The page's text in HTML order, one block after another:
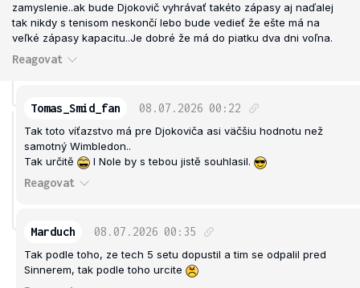
zamyslenie..ak bude Djokovič vyhrávať takéto zápasy aj naďalej
tak nikdy s tenisom neskončí lebo bude vedieť že ešte má na
veľké zápasy kapacitu..Je dobré že má do piatku dva dni voľna.
Reagovat
Tomas_Smid_fan 08.07.2026 00:22
Tak toto víťazstvo má pre Djokoviča asi väčšiu hodnotu než
samotný Wimbledon..
Tak určitě
I Nole by s tebou jistě souhlasil.
Reagovat
Marduch 08.07.2026 00:35
Tak podle toho, ze tech 5 setu dopustil a tim se odpalil pred
Sinnerem, tak podle toho urcite